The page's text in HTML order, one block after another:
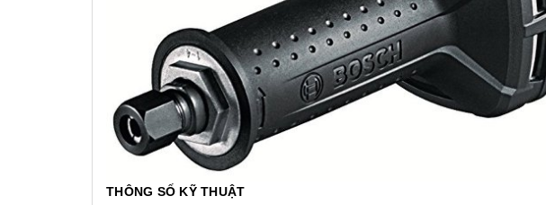
THÔNG SỐ KỸ THUẬT